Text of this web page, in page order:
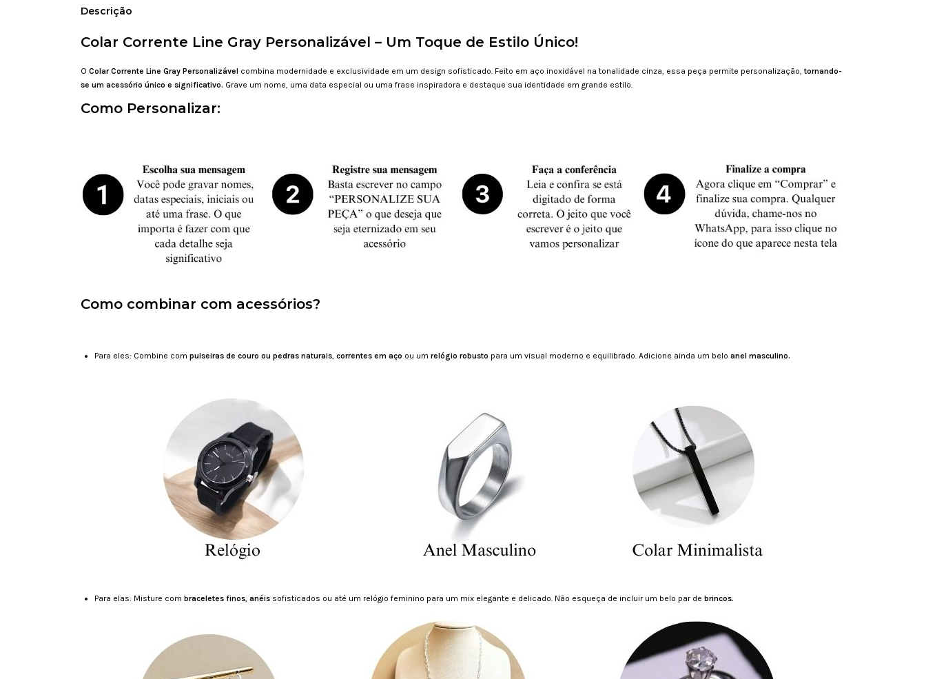
Descrição
Colar Corrente Line Gray Personalizável – Um Toque de Estilo Único!
O Colar Corrente Line Gray Personalizável combina modernidade e exclusividade em um design sofisticado. Feito em aço inoxidável na tonalidade cinza, essa peça permite personalização, tornando-
se um acessório único e significativo. Grave um nome, uma data especial ou uma frase inspiradora e destaque sua identidade em grande estilo.
Como Personalizar:
Como combinar com acessórios?
Para eles: Combine com pulseiras de couro ou pedras naturais correntes em aço ou um relógio robusto para um visual moderno e equilibrado. Adicione ainda um belo anel masculino.
Para elas: Misture com braceletes finos anéis sofisticados ou até um relógio feminino para um mix elegante e delicado. Não esqueça de incluir um belo par de brincos.